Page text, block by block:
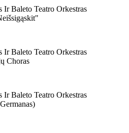
Baleto Teatro Orkestras
Baleto Teatro Orkestras
Choras
Baleto Teatro Orkestras